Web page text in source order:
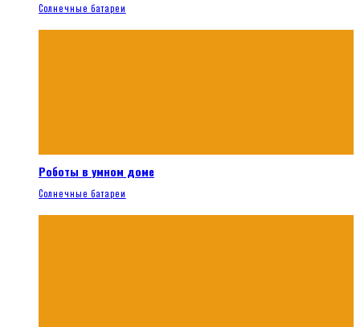
Солнечные батареи
Роботы в умном доме
Солнечные батареи